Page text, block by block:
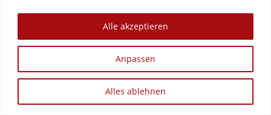
Anpassen
Alles ablehnen
Alle akzeptieren
Copyright 2012 - 2026 - Sandra Baumgärtner